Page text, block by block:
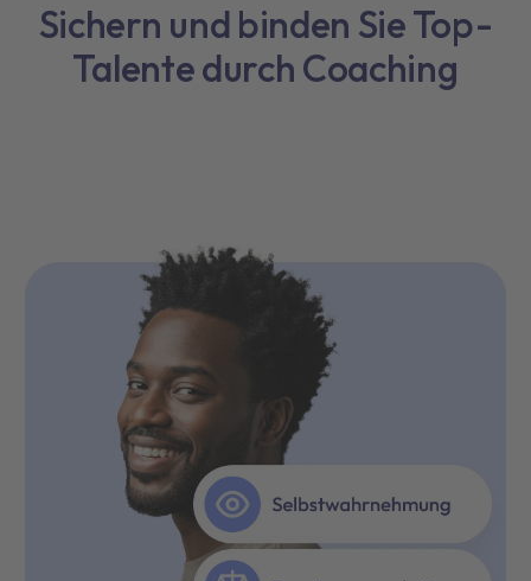
Sichern und binden Sie Top-
Talente durch Coaching